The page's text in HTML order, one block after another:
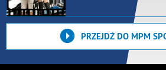
PRZEJDŹ DO MPM